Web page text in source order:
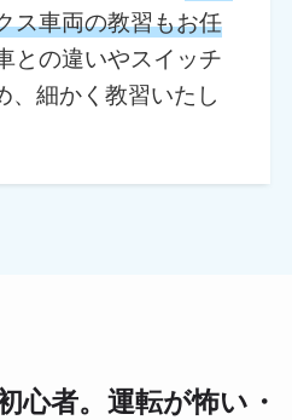
ス車両の教習もお任
との違いやスイッチ
、細かく教習いたし
心者。運転が怖い・